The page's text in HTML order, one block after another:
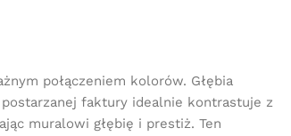
połączeniem kolorów. Głębia
faktury idealnie kontrastuje z
muralowi głębię i prestiż. Ten